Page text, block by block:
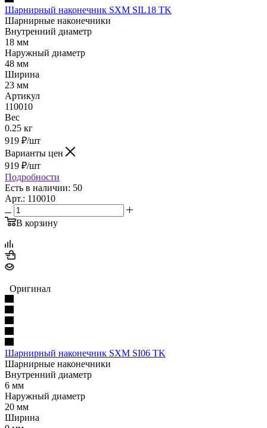
Шарнирный наконечник SXM SIL18 TK
Шарнирные наконечники
Внутренний диаметр
18 мм
Наружный диаметр
48 мм
Ширина
23 мм
Артикул
110010
Вес
0.25 кг
919 ₽/шт
Варианты цен
919 ₽/шт
Подробности
Есть в наличии: 50
Арт.: 110010
В корзину
Оригинал
Шарнирный наконечник SXM SI06 TK
Шарнирные наконечники
Внутренний диаметр
6 мм
Наружный диаметр
20 мм
Ширина